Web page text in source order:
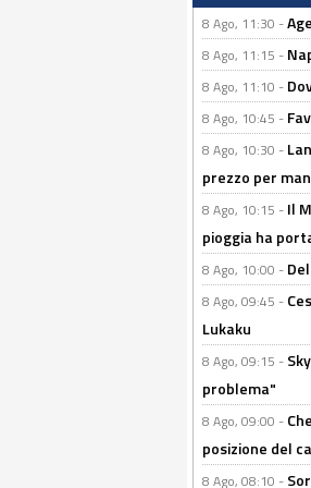
8 Ago, 11:30 -
8 Ago, 11:15 -
8 Ago, 11:10 -
8 Ago, 10:45 -
8 Ago, 10:30 -
prezzo per
8 Ago, 10:15 - Il
pioggia ha
8 Ago, 10:00 -
8 Ago, 09:45 -
Lukaku
8 Ago, 09:15 -
problema"
8 Ago, 09:00 -
posizione del
8 Ago, 08:10 -